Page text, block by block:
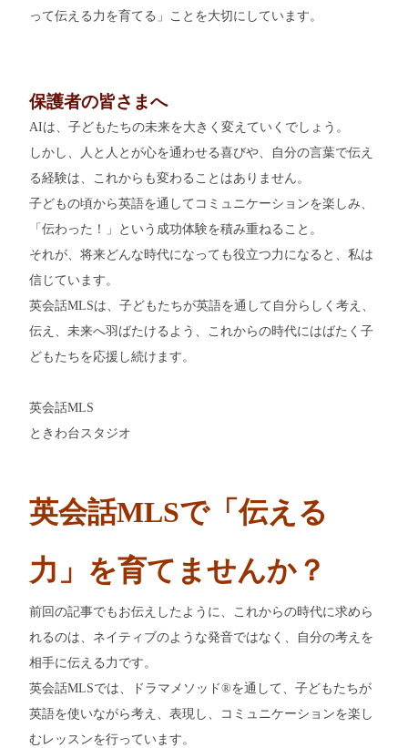
って伝える力を育てる」ことを大切にしています。
保護者の皆さまへ
AIは、子どもたちの未来を大きく変えていくでしょう。
しかし、人と人とが心を通わせる喜びや、自分の言葉で伝え
る経験は、これからも変わることはありません。
子どもの頃から英語を通してコミュニケーションを楽しみ、
「伝わった！」という成功体験を積み重ねること。
それが、将来どんな時代になっても役立つ力になると、私は
信じています。
英会話MLSは、子どもたちが英語を通して自分らしく考え、
伝え、未来へ羽ばたけるよう、これからの時代にはばたく子
どもたちを応援し続けます。
英会話MLS
ときわ台スタジオ
英会話MLSで「伝える
力」を育てませんか？
前回の記事でもお伝えしたように、これからの時代に求めら
れるのは、ネイティブのような発音ではなく、自分の考えを
相手に伝える力です。
英会話MLSでは、ドラマメソッド®を通して、子どもたちが
英語を使いながら考え、表現し、コミュニケーションを楽し
むレッスンを行っています。